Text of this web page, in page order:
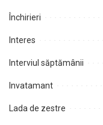
Închirieri
Interes
Interviul săptămânii
Invatamant
Lada de zestre